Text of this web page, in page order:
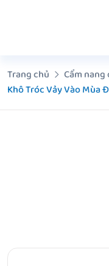
Trang chủ
Cẩm nang
Khô Tróc Vảy Vào Mùa